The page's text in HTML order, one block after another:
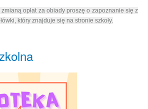
opłat za obiady proszę o zapoznanie się z
który znajduje się na stronie szkoły.